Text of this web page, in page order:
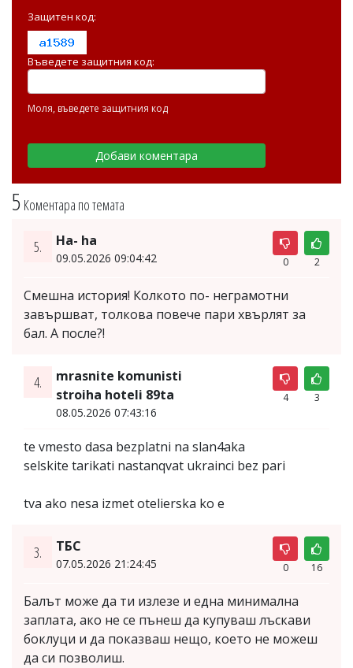
5 Коментара по темата
5. Ha- ha
09.05.2026 09:04:42 0 2
Смешна история! Колкото по- неграмотни
завършват, толкова повече пари хвърлят за
бал. А после?!
4.
mrasnite komunisti
stroiha hoteli 89ta
08.05.2026 07:43:16
4 3
te vmesto dasa bezplatni na slan4aka
selskite tarikati nastanqvat ukrainci bez pari
tva ako nesa izmet otelierska ko e
3. ТБС
07.05.2026 21:24:45 0 16
Балът може да ти излезе и една минимална
заплата, ако не се пънеш да купуваш лъскави
боклуци и да показваш нещо, което не можеш
да си позволиш.
Защитен код:
Въведете защитния код:
Моля, въведете защитния код